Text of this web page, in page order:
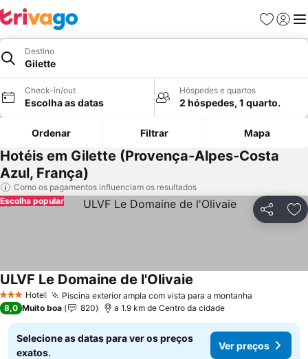
Favoritos
Iniciar
Destino
Gilette
Check-in/out
Escolha as datas
Hóspedes e quartos
2 hóspedes, 1 quarto.
Ordenar Filtrar Mapa
Hotéis em Gilette (Provença-Alpes-Costa
Azul, França)
Como os pagamentos influenciam os resultados
Partilhar
Escolha popular
3 EstrelasHotel Piscina exterior ampla com vista para a montanha
ULVF Le Domaine de l'Olivaie
8,0 Muito boa 820 a 1.9 km de Centro da cidade
Selecione as datas para ver os preços
exatos.
Ver preços